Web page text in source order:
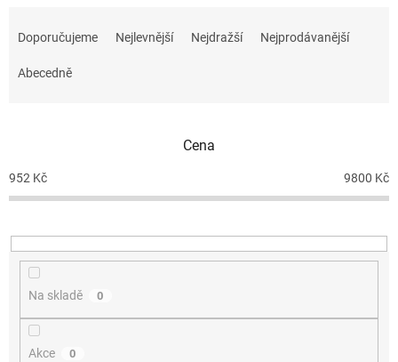
o
d
k
t
Doporučujeme Nejlevnější Nejdražší Nejprodávanější
Abecedně
Cena
952 Kč 9800 Kč
Na skladě 0
Akce 0